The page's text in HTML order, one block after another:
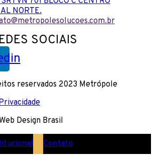
NORTE.
SOCIAIS
reservados 2023 Metrópole
Design Brasil
Contato